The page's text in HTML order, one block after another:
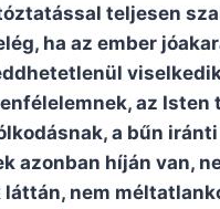
teljesen
ha az ember
az
a bűn
azonban híján van,
láttán, nem